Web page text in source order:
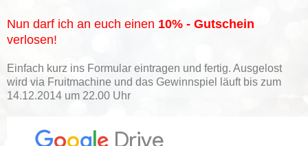
Nun darf ich an euch einen 10% - Gutschein
verlosen!
Einfach kurz ins Formular eintragen und fertig. Ausgelost
wird via Fruitmachine und das Gewinnspiel läuft bis zum
14.12.2014 um 22.00 Uhr